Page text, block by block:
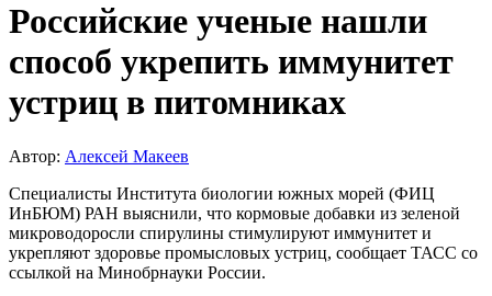
Российские ученые нашли
способ укрепить иммунитет
устриц в питомниках
Автор: Алексей Макеев
Специалисты Института биологии южных морей (ФИЦ
ИнБЮМ) РАН выяснили, что кормовые добавки из зеленой
микроводоросли спирулины стимулируют иммунитет и
укрепляют здоровье промысловых устриц, сообщает ТАСС со
ссылкой на Минобрнауки России.